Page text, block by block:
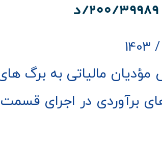
مالیاتی به برگ
برآوردی در اجرای قسمت